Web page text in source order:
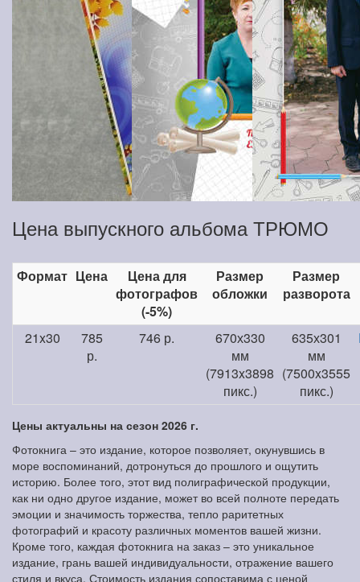
Цена выпускного альбома ТРЮМО
Формат Цена
Цена для
фотографов
(-5%)
Размер
обложки
Размер
разворота
21x30
785
р.
746 р.
670х330
мм
(7913x3898
пикс.)
635х301
мм
(7500x3555
пикс.)
Цены актуальны на сезон 2026 г.
Фотокнига – это издание, которое позволяет, окунувшись в
море воспоминаний, дотронуться до прошлого и ощутить
историю. Более того, этот вид полиграфической продукции,
как ни одно другое издание, может во всей полноте передать
эмоции и значимость торжества, тепло раритетных
фотографий и красоту различных моментов вашей жизни.
Кроме того, каждая фотокнига на заказ – это уникальное
издание, грань вашей индивидуальности, отражение вашего
стиля и вкуса. Стоимость издания сопоставима с ценой